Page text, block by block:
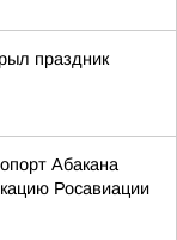
праздник
Абакана
Росавиации